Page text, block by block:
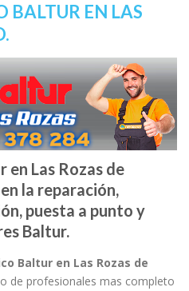
BALTUR EN LAS
Las Rozas de
la reparación,
puesta a punto y
Baltur.
Baltur en Las Rozas de
de profesionales mas completo